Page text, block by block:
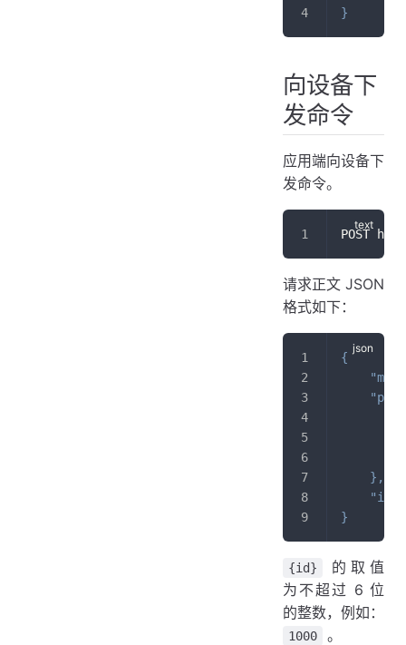
}
向设备下
发命令
应用端向设备下
发命令。
POST
请求正文 JSON
格式如下：
{
} ,
"id"
}
{id}
的取值
为不超过 6 位
的整数，例如：
1000 。